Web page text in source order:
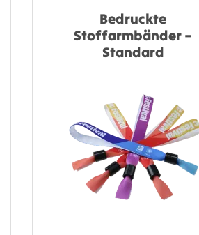
Bedruckte
Stoffarmbänder –
Standard